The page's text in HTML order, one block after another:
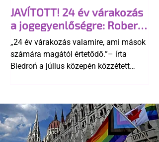
elismerését. Közben az ellenzéken belül
is vita robbant ki arról, hogy vissza
kellene-e vonni a kormány konzervatív
alkotmánymódosítását
JAVÍTOTT! 24 év várakozás
a jogegyenlőségre: Robert
Biedroń megindító üzenete
a lengyel bejegyzett
élettársi kapcsolatokért
„24 év várakozás valamire, ami mások
számára magától értetődő.”– írta
Biedroń a július közepén közzétett